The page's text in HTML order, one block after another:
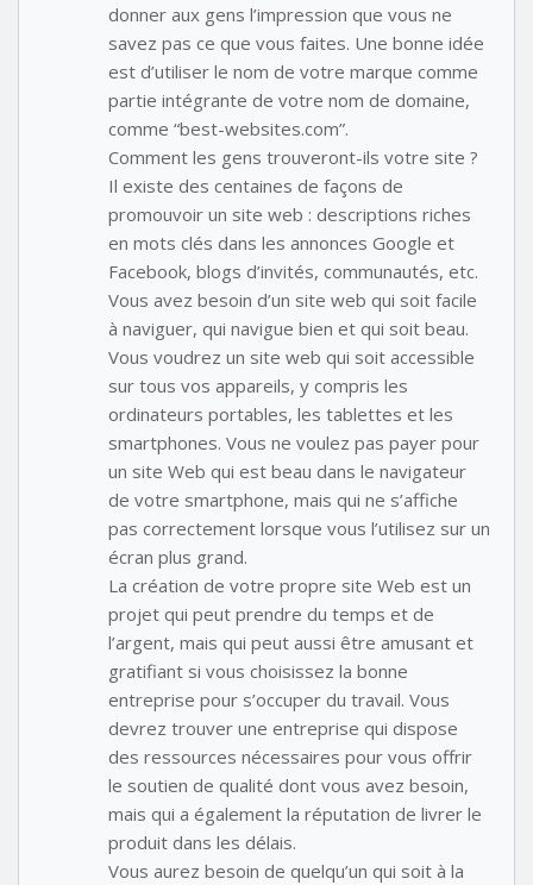
donner aux gens l’impression que vous ne
savez pas ce que vous faites. Une bonne idée
est d’utiliser le nom de votre marque comme
partie intégrante de votre nom de domaine,
comme “best-websites.com”.
Comment les gens trouveront-ils votre site ?
Il existe des centaines de façons de
promouvoir un site web : descriptions riches
en mots clés dans les annonces Google et
Facebook, blogs d’invités, communautés, etc.
Vous avez besoin d’un site web qui soit facile
à naviguer, qui navigue bien et qui soit beau.
Vous voudrez un site web qui soit accessible
sur tous vos appareils, y compris les
ordinateurs portables, les tablettes et les
smartphones. Vous ne voulez pas payer pour
un site Web qui est beau dans le navigateur
de votre smartphone, mais qui ne s’affiche
pas correctement lorsque vous l’utilisez sur un
écran plus grand.
La création de votre propre site Web est un
projet qui peut prendre du temps et de
l’argent, mais qui peut aussi être amusant et
gratifiant si vous choisissez la bonne
entreprise pour s’occuper du travail. Vous
devrez trouver une entreprise qui dispose
des ressources nécessaires pour vous offrir
le soutien de qualité dont vous avez besoin,
mais qui a également la réputation de livrer le
produit dans les délais.
Vous aurez besoin de quelqu’un qui soit à la